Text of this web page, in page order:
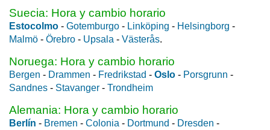
Suecia: Hora y cambio horario
Estocolmo - Gotemburgo - Linköping - Helsingborg -
Malmö - Örebro - Upsala - Västerås.
Noruega: Hora y cambio horario
Bergen - Drammen - Fredrikstad - Oslo - Porsgrunn -
Sandnes - Stavanger - Trondheim
Alemania: Hora y cambio horario
Berlín - Bremen - Colonia - Dortmund - Dresden -